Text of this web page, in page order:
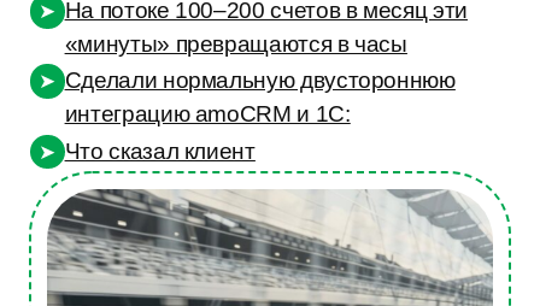
интеграцию amoCRM и 1С:
Что сказал клиент